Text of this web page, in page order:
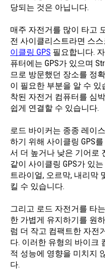
당되는 것은 아닙니다.
매주 자전거를 많이 타고
전 사이클리스트라면 스
이클링 GPS 필요합니다.
퓨터에는 GPS가 있으며
므로 방문했던 장소를 정
이 필요한 부분을 알 수 있
착된 자전거 컴퓨터를 심
쉽게 연결할 수 있습니다.
로드 바이커는 종종 레이
하기 위해 사이클링 GPS
서 더 높거나 낮은 기어로
같이 사이클링 GPS가 있
트라이얼, 오르막, 내리막
킬 수 있습니다.
그리고 로드 자전거를 타
한 가볍게 유지하기를 원하
럼 더 작고 컴팩트한 자전
다. 이러한 유형의 바이크
적 성능에 영향을 미치지
다.